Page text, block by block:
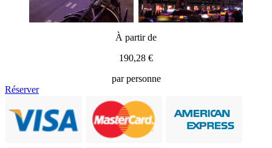
À partir de
190,28 €
par personne
Réserver